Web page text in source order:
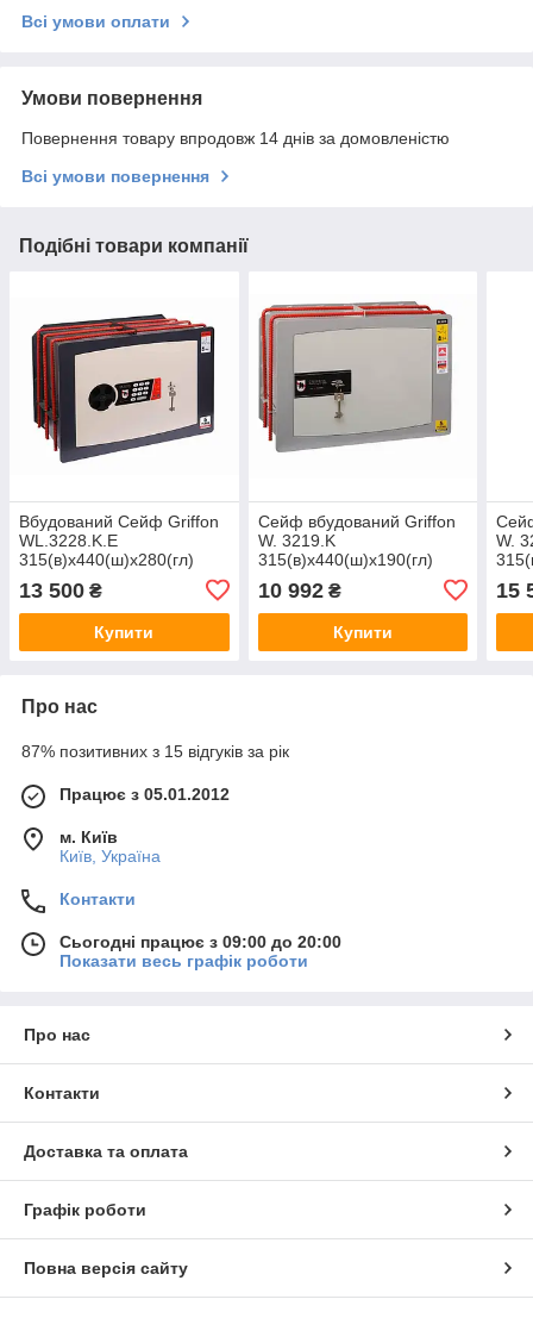
Всі умови оплати
Умови повернення
Повернення товару впродовж 14 днів за домовленістю
Всі умови повернення
Подібні товари компанії
Вбудований Сейф Griffon
WL.3228.K.E
315(в)х440(ш)х280(гл)
(сейф вбудований в стіну,
тайник)
13 500 ₴
Купити
Сейф вбудований Griffon
W. 3219.K
315(в)х440(ш)х190(гл)
(сейф вбудований в стіну,
тайник)
10 992₴
Купити
W.
15
Про нас
87% позитивних з 15 відгуків за рік
Працює з 05.01.2012
м. Київ
Київ, Україна
Контакти
Сьогодні працює з 09:00 до 20:00
Показати весь графік роботи
Про нас
Контакти
Доставка та оплата
Графік роботи
Повна версія сайту